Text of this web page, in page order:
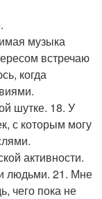
музыка
встречаю
когда
шутке. 18. У
с которым могу
активности.
людьми. 21. Мне
чего пока не